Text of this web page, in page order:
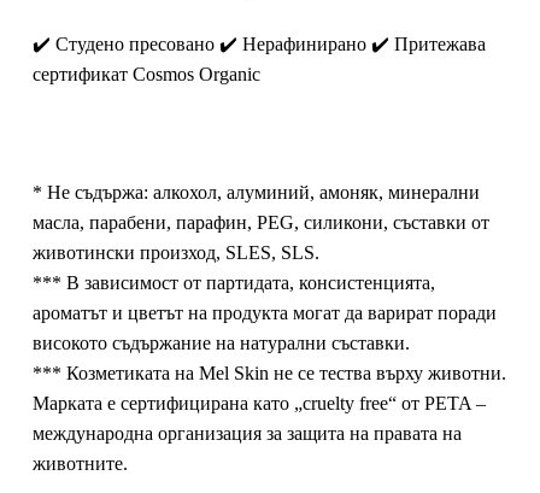
✔️ Студено пресовано ✔️ Нерафинирано ✔️ Притежава
сертификат Cosmos Organic
* Не съдържа: алкохол, алуминий, амоняк, минерални
масла, парабени, парафин, PEG, силикони, съставки от
животински произход, SLES, SLS.
*** В зависимост от партидата, консистенцията,
ароматът и цветът на продукта могат да варират поради
високото съдържание на натурални съставки.
*** Козметиката на Mel Skin не се тества върху животни.
Марката е сертифицирана като „cruelty free“ от PETA –
международна организация за защита на правата на
животните.